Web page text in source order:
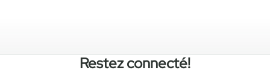
Restez connecté!